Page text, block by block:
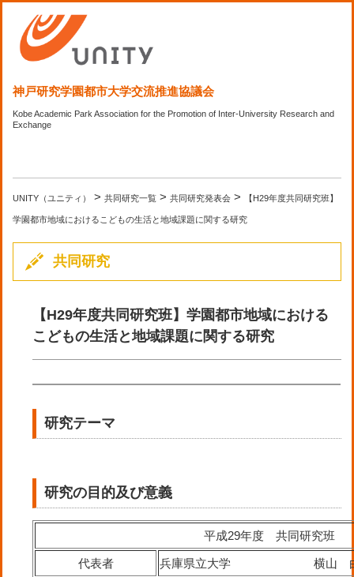
神戸研究学園都市大学交流推進協議会
Kobe Academic Park Association for the Promotion of Inter-University Research and
Exchange
UNITY（ユニティ） >共同研究一覧 >共同研究発表会 > 【H29年度共同研究班】
学園都市地域におけるこどもの生活と地域課題に関する研究
共同研究
【H29年度共同研究班】学園都市地域における
こどもの生活と地域課題に関する研究
研究テーマ
研究の目的及び意義
平成29年度 共同研究班
代表者 兵庫県立大学 横山 由